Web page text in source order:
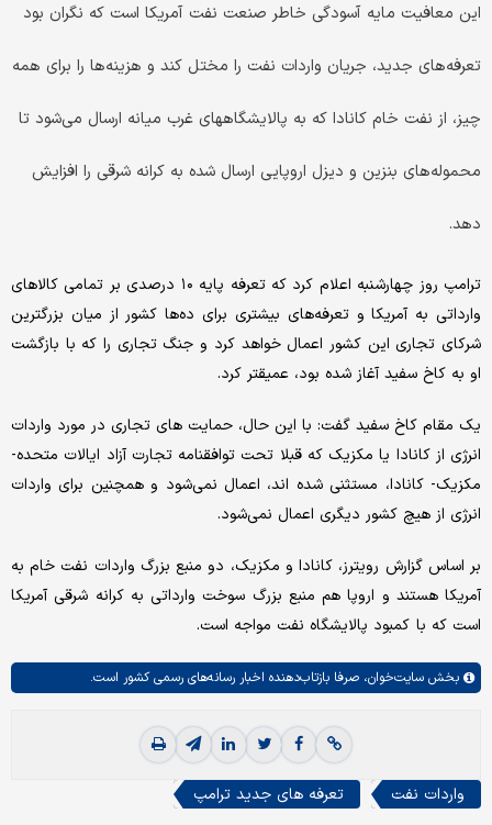
این معافیت مایه آسودگی خاطر صنعت نفت آمریکا است که نگران بود
تعرفه‌های جدید، جریان واردات نفت را مختل کند و هزینه‌ها را برای همه
چیز، از نفت خام کانادا که به پالایشگاههای غرب میانه ارسال می‌شود تا
محموله‌های بنزین و دیزل اروپایی ارسال شده به کرانه شرقی را افزایش
دهد.
ترامپ روز چهارشنبه اعلام کرد که تعرفه پایه ۱۰ درصدی بر تمامی کالاهای
وارداتی به آمریکا و تعرفه‌های بیشتری برای ده‌ها کشور از میان بزرگترین
شرکای تجاری این کشور اعمال خواهد کرد و جنگ تجاری را که با بازگشت
او به کاخ سفید آغاز شده بود، عمیقتر کرد.
یک مقام کاخ سفید گفت: با این حال، حمایت های تجاری در مورد واردات
انرژی از کانادا یا مکزیک که قبلا تحت توافقنامه تجارت آزاد ایالات متحده-
مکزیک- کانادا، مستثنی شده اند، اعمال نمی‌شود و همچنین برای واردات
انرژی از هیچ کشور دیگری اعمال نمی‌شود.
بر اساس گزارش رویترز، کانادا و مکزیک، دو منبع بزرگ واردات نفت خام به
آمریکا هستند و اروپا هم منبع بزرگ سوخت وارداتی به کرانه شرقی آمریکا
است که با کمبود پالایشگاه نفت مواجه است.
بخش سایت‌خوان، صرفا بازتاب‌دهنده اخبار رسانه‌های رسمی کشور است.
واردات نفت تعرفه های جدید ترامپ